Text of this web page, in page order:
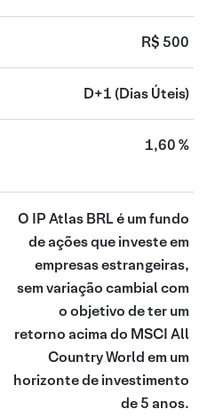
R$ 500
D+1 (Dias Úteis)
1,60 %
O IP Atlas BRL é um fundo
de ações que investe em
empresas estrangeiras,
sem variação cambial com
o objetivo de ter um
retorno acima do MSCI All
Country World em um
horizonte de investimento
de 5 anos.